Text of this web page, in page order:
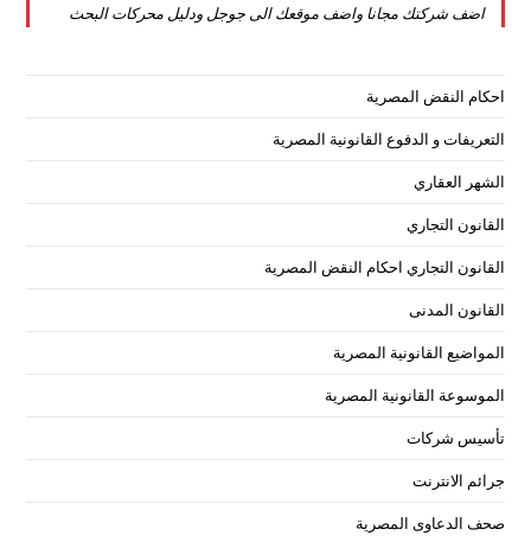
tab
new
اضف شركتك مجانا واضف موقعك الى جوجل ودليل محركات البحث
احكام النقض المصرية
التعريفات و الدفوع القانونية المصرية
الشهر العقاري
القانون التجاري
القانون التجاري احكام النقض المصرية
القانون المدنى
المواضيع القانونية المصرية
الموسوعة القانونية المصرية
تأسيس شركات
جرائم الانترنت
صحف الدعاوى المصرية